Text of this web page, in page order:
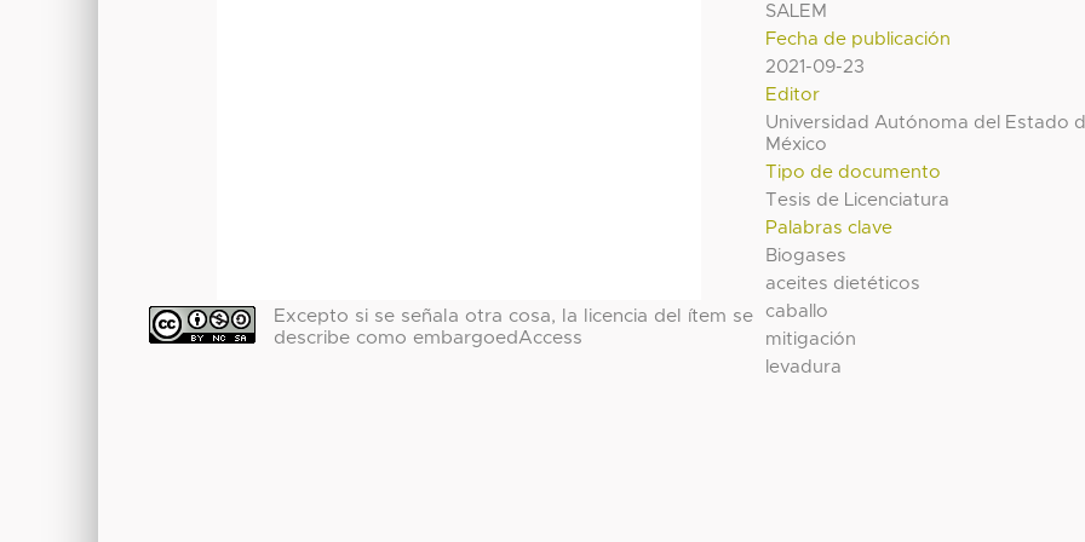
SALEM
Fecha de publicación
2021-09-23
Editor
Universidad Autónoma del Estado
México
Tipo de documento
Tesis de Licenciatura
Palabras clave
Biogases
aceites dietéticos
caballo
mitigación
levadura
Excepto si se señala otra cosa, la licencia del ítem se
describe como embargoedAccess